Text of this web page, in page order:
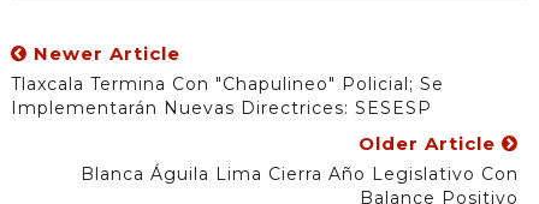
Newer Article
Tlaxcala Termina Con "chapulineo" Policial; Se
Implementarán Nuevas Directrices: SESESP
Older Article
Blanca Águila Lima Cierra Año Legislativo Con
Balance Positivo